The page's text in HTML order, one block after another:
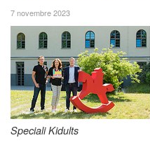
7 novembre 2023
Speciali Kidults